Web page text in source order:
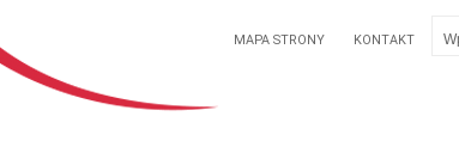
MAPA STRONY KONTAKT